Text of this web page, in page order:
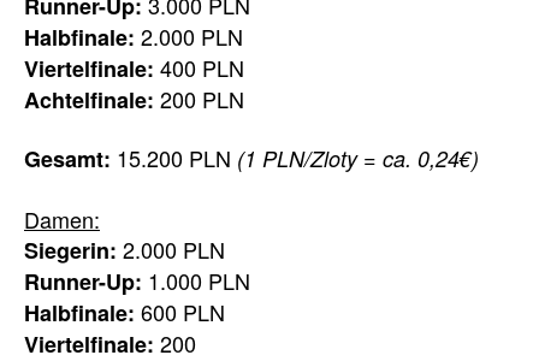
Runner-Up:
Halbfinale: 2.000 PLN
Viertelfinale: 400 PLN
Achtelfinale: 200 PLN
Gesamt: 15.200 PLN (1 PLN/Zloty = ca. 0,24€)
Damen:
Siegerin: 2.000 PLN
Runner-Up: 1.000 PLN
Halbfinale: 600 PLN
Viertelfinale: 200